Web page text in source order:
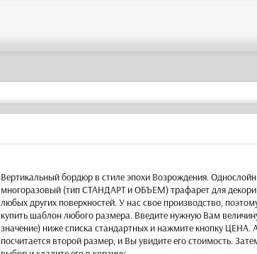
Вертикальный бордюр в стиле эпохи Возрождения.
многоразовый (тип СТАНДАРТ и ОБЪЕМ) трафарет для
любых других поверхностей. У нас свое производство,
купить шаблон любого размера. Введите нужную Вам
значение) ниже списка стандартных и нажмите кнопку ЦЕНА.
посчитается второй размер, и Вы увидите его стоимость.